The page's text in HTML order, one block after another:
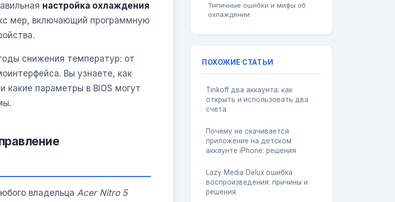
настройка охлаждения
мер, включающий программную
снижения температур: от
Вы узнаете, как
какие параметры в BIOS могут
владельца Acer Nitro 5
Типичные ошибки и мифы об
охлаждении
ПОХОЖИЕ СТАТЬИ
Tinkoff два аккаунта: как
открыть и использовать два
счета
Почему не скачивается
приложение на детском
аккаунте iPhone: решения
Lazy Media Delux ошибка
воспроизведения: причины и
решения